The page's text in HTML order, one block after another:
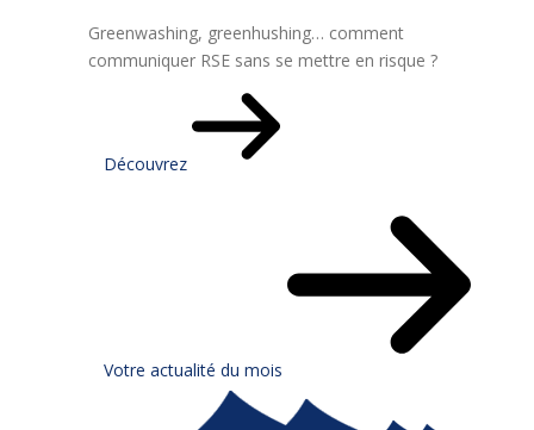
Greenwashing, greenhushing… comment
communiquer RSE sans se mettre en risque ?
Découvrez
Votre actualité du mois